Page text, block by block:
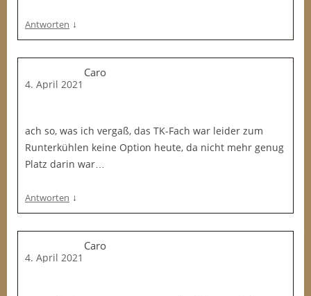
Antworten ↓
Caro
4. April 2021
ach so, was ich vergaß, das TK-Fach war leider zum
Runterkühlen keine Option heute, da nicht mehr genug
Platz darin war…
Antworten ↓
Caro
4. April 2021